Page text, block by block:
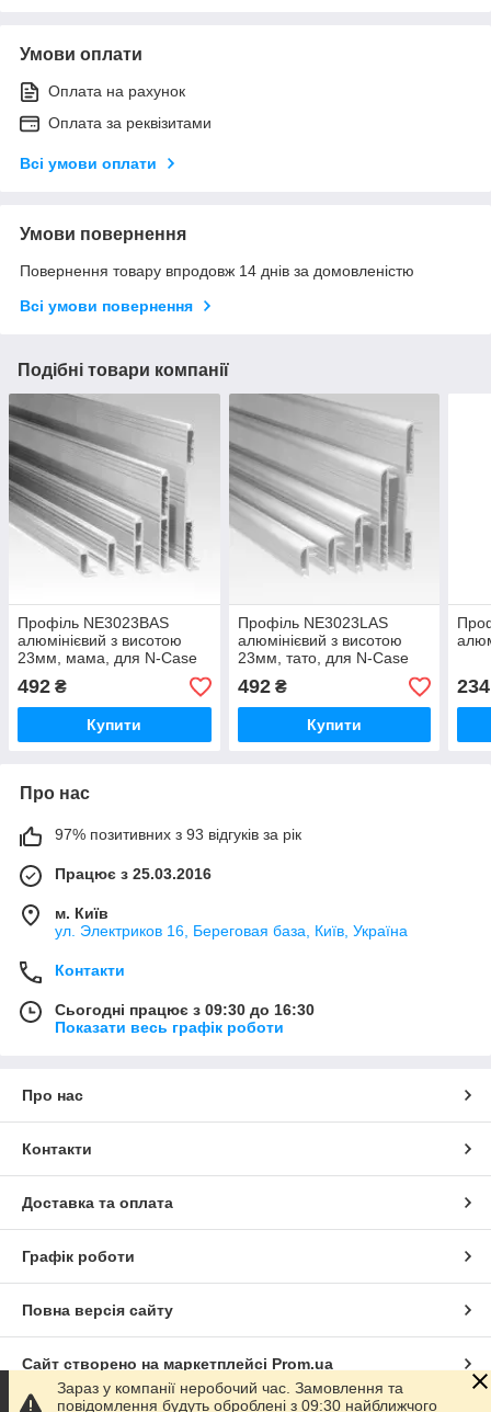
Умови оплати
Оплата на рахунок
Оплата за реквізитами
Всі умови оплати
Умови повернення
Повернення товару впродовж 14 днів за домовленістю
Всі умови повернення
Подібні товари компанії
Профіль NE3023BAS
алюмінієвий з висотою
23мм, мама, для N-Case
System. Сумісний з
пластиковим куточком
492 ₴
Купити
Профіль NE3023LAS
алюмінієвий з висотою
23мм, тато, для N-Case
System. Сумісний з
пластиковим куточком
492₴
Купити
234
Про нас
97% позитивних з 93 відгуків за рік
Працює з 25.03.2016
м. Київ
ул. Электриков 16, Береговая база, Київ, Україна
Контакти
Сьогодні працює з 09:30 до 16:30
Показати весь графік роботи
Про нас
Контакти
Доставка та оплата
Графік роботи
Повна версія сайту
Сайт створено на маркетплейсі Prom.ua
Зараз у компанії неробочий час. Замовлення та
повідомлення будуть оброблені з 09:30 найближчого